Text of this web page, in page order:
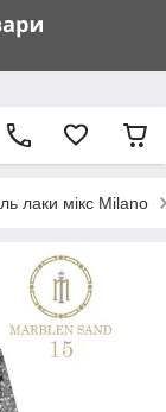
лаки мікс Milano